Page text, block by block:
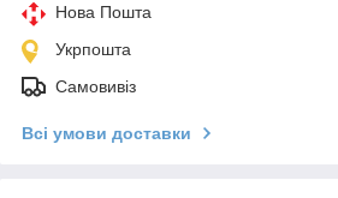
Нова Пошта
Укрпошта
Самовивіз
Всі умови доставки